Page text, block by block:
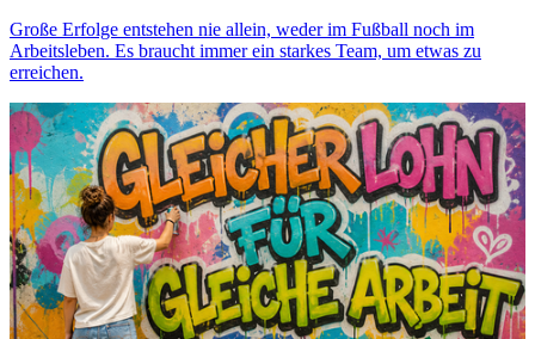
Große Erfolge entstehen nie allein, weder im Fußball noch im
Arbeitsleben. Es braucht immer ein starkes Team, um etwas zu
erreichen.